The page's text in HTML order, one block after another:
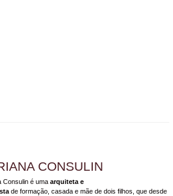
CONSULIN
Consulin é uma arquiteta e
de formação, casada e mãe de dois filhos, que desde